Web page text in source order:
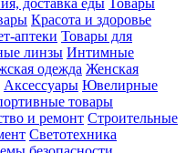
доставка еды Товары
Красота и здоровье
аптеки Товары для
линзы Интимные
одежда Женская
Аксессуары Ювелирные
товары
и ремонт Строительные
Светотехника